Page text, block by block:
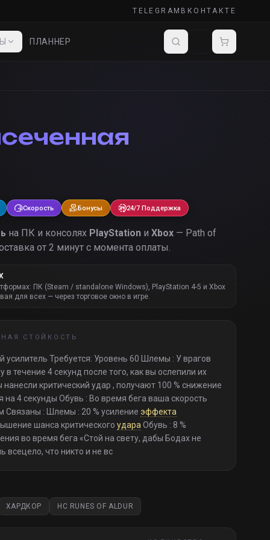
TELEGRAM ВКОНТАКТЕ
ПЛАННЕР
Скорость Бонусы 24/7 Поддержка
на ПК и консолях PlayStationи Xbox— Path of
от 2 минут с момента оплаты.
ПК (Steam / standalone Windows), PlayStation 4-5 и Xbox
для всех — через торговое окно в игре.
СТОЙКОСТЬ
Требуется: Уровень 60 Шлемы : У врагов
в течение 4 секунд после того, как вы ослепили их
критический удар , получают 100 % снижение
на 4 секунды Обувь : Во время бега ваша скорость
Связаны : Шлемы : 20 % усиление эффекта
шанса критического удара Обувь : 8 %
во время бега «Стой на свету, дабы Бодах не
всецело, что никто и не вс
ХАРДКОР HC RUNES OF ALDUR